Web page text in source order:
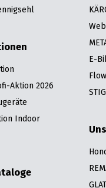
Aktion 2026
Indoor
E-